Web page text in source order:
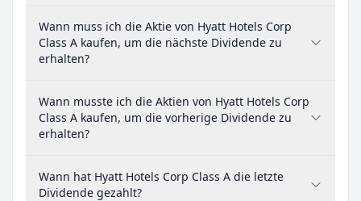
Wann muss ich die Aktie von Hyatt Hotels Corp
Class A kaufen, um die nächste Dividende zu
erhalten?
Wann musste ich die Aktien von Hyatt Hotels Corp
Class A kaufen, um die vorherige Dividende zu
erhalten?
Wann hat Hyatt Hotels Corp Class A die letzte
Dividende gezahlt?